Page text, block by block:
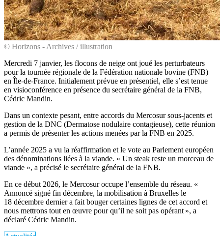
© Horizons - Archives / illustration
Mercredi 7 janvier, les flocons de neige ont joué les perturbateurs
pour la tournée régionale de la Fédération nationale bovine (FNB)
en Île-de-France. Initialement prévue en présentiel, elle s’est tenue
en visioconférence en présence du secrétaire général de la FNB,
Cédric Mandin.
Dans un contexte pesant, entre accords du Mercosur sous-jacents et
gestion de la DNC (Dermatose nodulaire contagieuse), cette réunion
a permis de présenter les actions menées par la FNB en 2025.
L’année 2025 a vu la réaffirmation et le vote au Parlement européen
des dénominations liées à la viande. « Un steak reste un morceau de
viande », a précisé le secrétaire général de la FNB.
En ce début 2026, le Mercosur occupe l’ensemble du réseau. «
Annoncé signé fin décembre, la mobilisation à Bruxelles le
18 décembre dernier a fait bouger certaines lignes de cet accord et
nous mettrons tout en œuvre pour qu’il ne soit pas opérant », a
déclaré Cédric Mandin.